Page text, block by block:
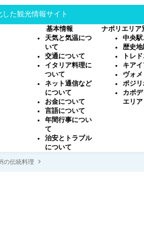
た観光情報サイト
基本情報
天気と気温につ
いて
交通について
イタリア料理に
ついて
ネット通信など
について
お金について
言語について
年間行事につい
て
治安とトラブル
について
ナポリエリア
中央
歴史
トレ
キア
ヴォ
ポジ
カポ
エリア
の伝統料理